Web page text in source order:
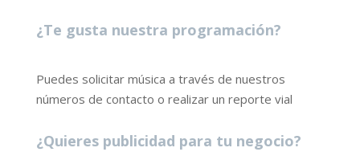
¿Te gusta nuestra programación?
Puedes solicitar música a través de nuestros
números de contacto o realizar un reporte vial
¿Quieres publicidad para tu negocio?